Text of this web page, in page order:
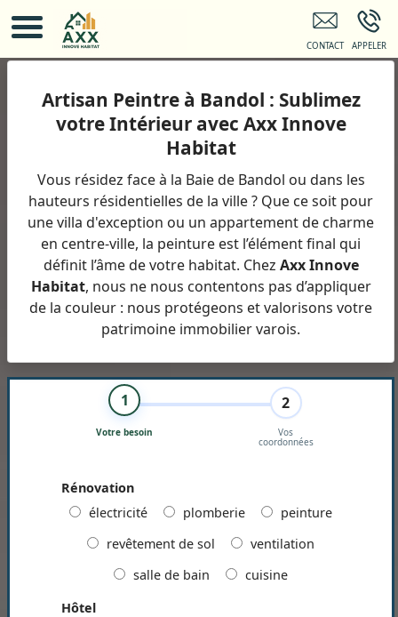
Artisan Peintre à Bandol : Sublimez
votre Intérieur avec Axx Innove
Habitat
Vous résidez face à la Baie de Bandol ou dans les
hauteurs résidentielles de la ville ? Que ce soit pour
une villa d'exception ou un appartement de charme
en centre-ville, la peinture est l’élément final qui
définit l’âme de votre habitat. Chez Axx Innove
Habitat, nous ne nous contentons pas d’appliquer
de la couleur : nous protégeons et valorisons votre
patrimoine immobilier varois.
1
Votre besoin
2
Vos
coordonnées
Rénovation
électricité
plomberie
peinture
revêtement de sol
ventilation
salle de bain
cuisine
Hôtel